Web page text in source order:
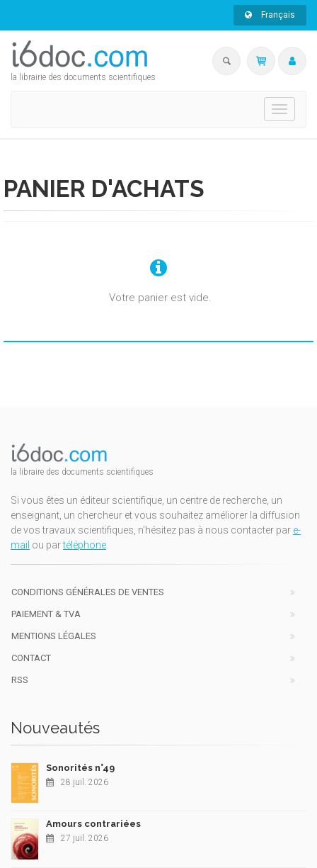
Français
la librairie des documents scientifiques
Toggle
PANIER D'ACHATS
Votre panier est vide.
la libraire des documents scientifiques
Si vous êtes un éditeur scientifique, un centre de recherche, un
enseignant, un chercheur et vous souhaitez améliorer la diffusion
de vos travaux scientifiques, n'hésitez pas à nous contacter par e-
mail ou partéléphone.
CONDITIONS GÉNÉRALES DE VENTES
PAIEMENT & TVA
MENTIONS LÉGALES
CONTACT
RSS
Nouveautés
Sonorités n°49
28 juil. 2026
Amours contrariées
27 juil. 2026